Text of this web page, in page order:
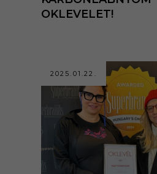
OKLEVELET!
2025.01.22.